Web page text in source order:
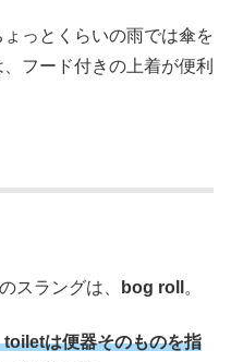
っとくらいの雨では傘を
フード付きの上着が便利
スラングは、 bog roll 。
は便器そのものを指